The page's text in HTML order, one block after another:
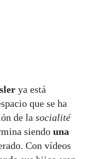
ya está
que se ha
de la socialité
siendo una
Con vídeos